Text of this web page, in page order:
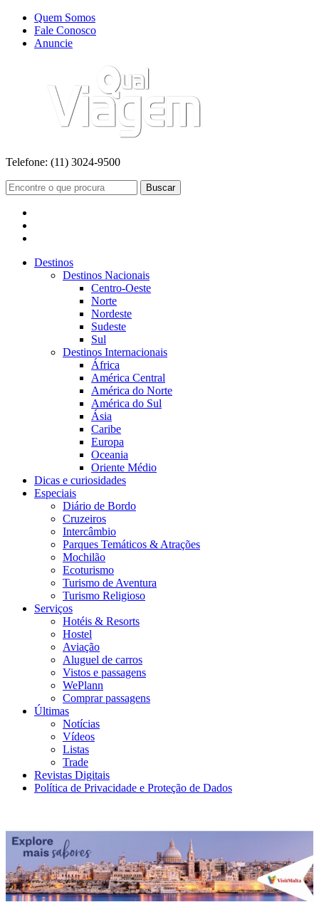
Quem Somos
Fale Conosco
Anuncie
Telefone: (11) 3024-9500
Buscar
Destinos
Destinos Nacionais
Centro-Oeste
Norte
Nordeste
Sudeste
Sul
Destinos Internacionais
África
América Central
América do Norte
América do Sul
Ásia
Caribe
Europa
Oceania
Oriente Médio
Dicas e curiosidades
Especiais
Diário de Bordo
Cruzeiros
Intercâmbio
Parques Temáticos & Atrações
Mochilão
Ecoturismo
Turismo de Aventura
Turismo Religioso
Serviços
Hotéis & Resorts
Hostel
Aviação
Aluguel de carros
Vistos e passagens
WePlann
Comprar passagens
Últimas
Notícias
Vídeos
Listas
Trade
Revistas Digitais
Política de Privacidade e Proteção de Dados